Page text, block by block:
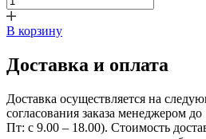
В корзину
Доставка и оплата
Доставка осуществляется на
согласования заказа менеджером
Пт: с 9.00 – 18.00). Стоимость